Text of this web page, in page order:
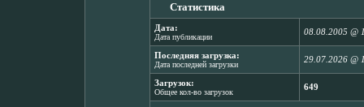
Статистика
Дата:
Дата публикации
08.08.2005 @
Последняя загрузка:
Дата последней загрузки
29.07.2026 @
Загрузок:
Общее кол-во загрузок
649